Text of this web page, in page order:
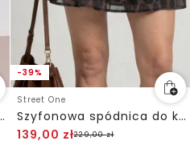
z nadrukiem
-39%
Street One
Szyfonowa spódnica do kolan z nadrukiem
139,00 zł229,00zł